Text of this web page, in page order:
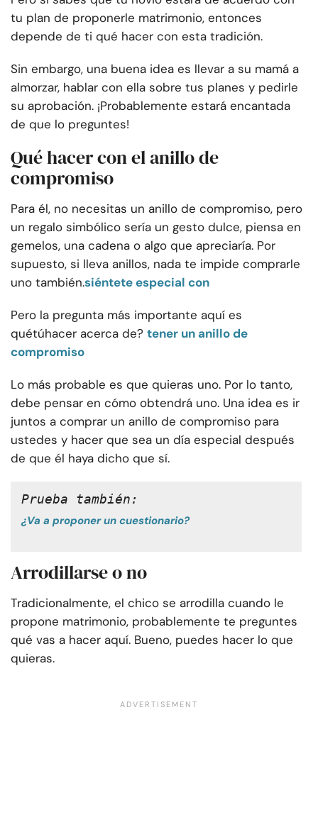
tu plan de proponerle matrimonio, entonces
depende de ti qué hacer con esta tradición.
Sin embargo, una buena idea es llevar a su mamá a
almorzar, hablar con ella sobre tus planes y pedirle
su aprobación. ¡Probablemente estará encantada
de que lo preguntes!
Qué hacer con el anillo de
compromiso
Para él, no necesitas un anillo de compromiso, pero
un regalo simbólico sería un gesto dulce, piensa en
gemelos, una cadena o algo que apreciaría. Por
supuesto, si lleva anillos, nada te impide comprarle
uno también.siéntete especial con
Pero la pregunta más importante aquí es
quétúhacer acerca de? tener un anillo de
compromiso
Lo más probable es que quieras uno. Por lo tanto,
debe pensar en cómo obtendrá uno. Una idea es ir
juntos a comprar un anillo de compromiso para
ustedes y hacer que sea un día especial después
de que él haya dicho que sí.
Prueba también:
¿Va a proponer un cuestionario?
Arrodillarse o no
Tradicionalmente, el chico se arrodilla cuando le
propone matrimonio, probablemente te preguntes
qué vas a hacer aquí. Bueno, puedes hacer lo que
quieras.